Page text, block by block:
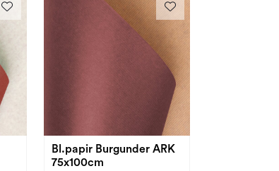
Bl.papir Burgunder ARK
75x100cm